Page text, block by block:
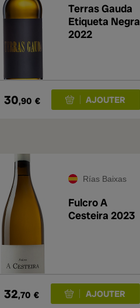
Terras Gauda
Etiqueta Negra
2022
30,90 €
Rías Baixas
Fulcro A
Cesteira 2023
32,70 €